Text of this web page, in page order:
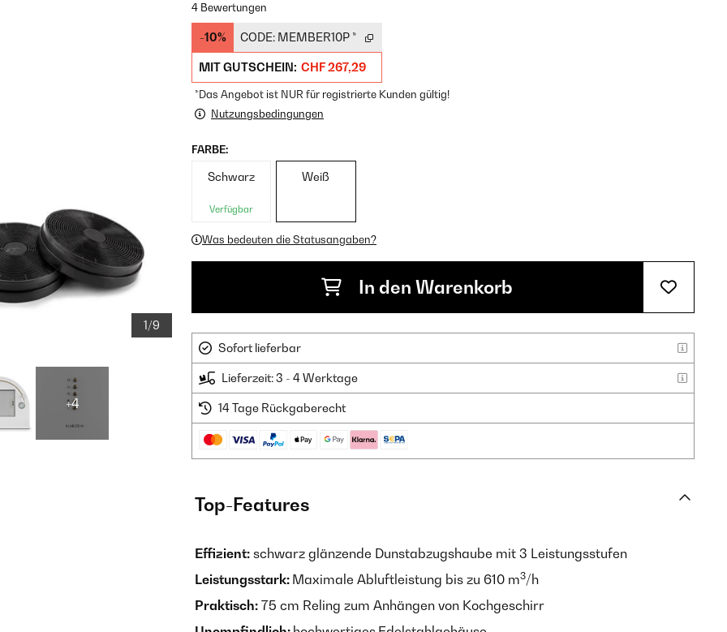
1/9
+4
4 Bewertungen
-10% CODE: MEMBER10P *
MIT GUTSCHEIN: CHF 267,29
*Das Angebot ist NUR für registrierte Kunden gültig!
Nutzungsbedingungen
FARBE:
Schwarz
Verfügbar
Weiß
Was bedeuten die Statusangaben?
In den Warenkorb
Sofort lieferbar
Lieferzeit: 3 - 4 Werktage
14 Tage Rückgaberecht
Top-Features
Effizient: schwarz glänzende Dunstabzugshaube mit 3 Leistungsstufen
Leistungsstark: Maximale Abluftleistung bis zu 610 m3/h
Praktisch: 75 cm Reling zum Anhängen von Kochgeschirr